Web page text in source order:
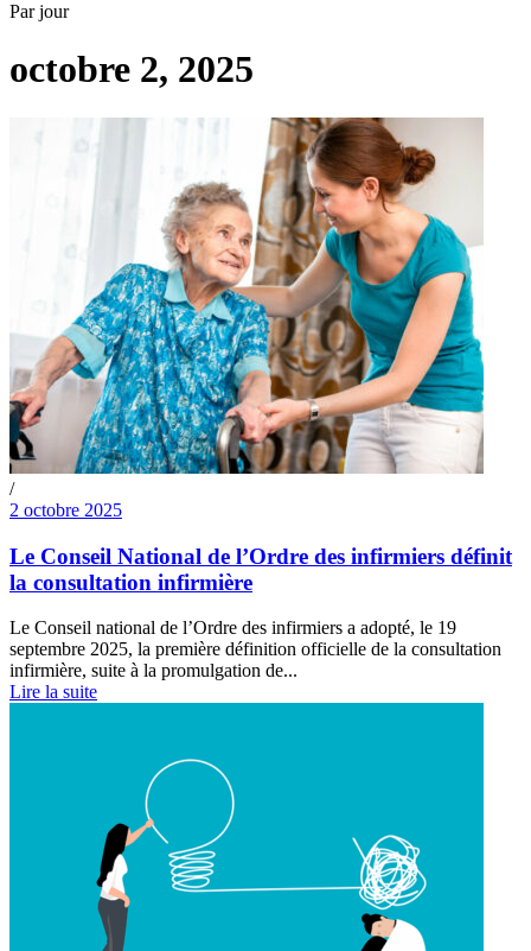
Par jour
octobre 2, 2025
/
2 octobre 2025
Le Conseil National de l’Ordre des infirmiers définit
la consultation infirmière
Le Conseil national de l’Ordre des infirmiers a adopté, le 19
septembre 2025, la première définition officielle de la consultation
infirmière, suite à la promulgation de...
Lire la suite